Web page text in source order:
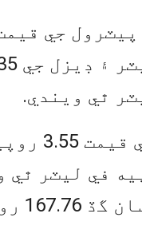
184.88 روپيه في